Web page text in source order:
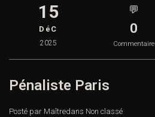
15
DéC
2025
💬
0
Commentaire
Pénaliste Paris
Posté par Maîtredans Non classé